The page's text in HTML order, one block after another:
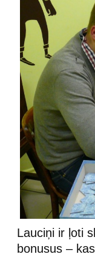
Lauciņi ir ļoti
bonusus –